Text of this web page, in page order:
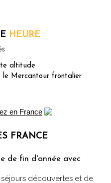
HEURE
altitude
le Mercantour frontalier
FRANCE
de fin d'année avec
découvertes et de